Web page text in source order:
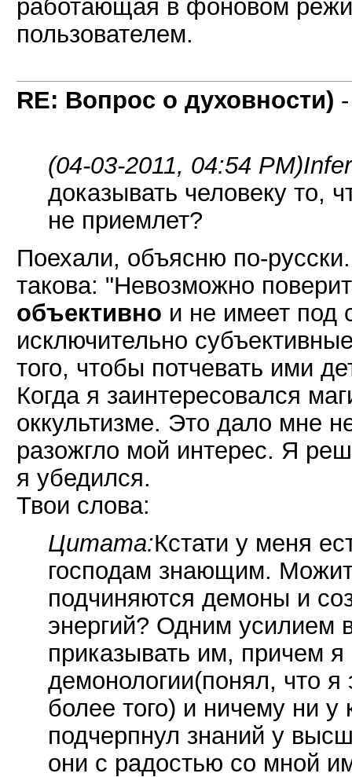
работающая в фоновом
пользователем.
RE: Вопрос о духовности)
(04-03-2011, 04:54 PM)
доказывать человеку то,
не приемлет?
Поехали, объясню по-
такова: "Невозможно
объективно и не имеет под
исключительно
того, чтобы потчевать ими
Когда я заинтересовался
оккультизме. Это дало мне
разожгло мой интерес. Я
я убедился.
Твои слова:
Цитата:Кстати у меня
господам знающим.
подчиняются демоны и
энергий? Одним усилием
приказывать им, причем я
демонологии(понял, что
более того) и ничему ни у
подчерпнул знаний у
они с радостью со мной